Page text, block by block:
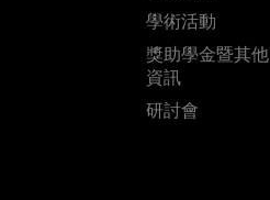
學術活動
獎助學金暨其他
資訊
研討會